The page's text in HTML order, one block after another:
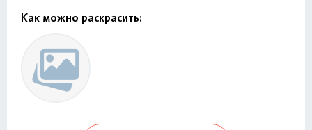
Как можно раскрасить: